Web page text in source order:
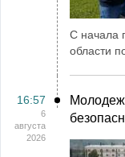
С начала
области
16:57
6
августа
2026